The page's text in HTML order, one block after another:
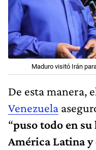
Maduro visitó Irán
De esta manera,
Venezuela
“puso todo en
América Latina y